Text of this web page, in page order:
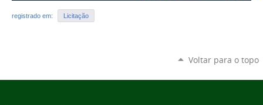
registrado em: Licitação
Voltar para o topo